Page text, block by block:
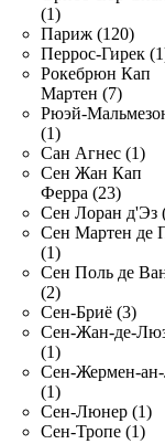
(1)
Париж (120)
Перрос-Гирек
Рокебрюн Кап
Мартен (7)
Рюэй-
(1)
Сан Агнес (1)
Сен Жан Кап
Ферра (23)
Сен Лоран д'Эз
Сен Мартен де
(1)
Сен Поль де
(2)
Сен-Бриё (3)
Сен-Жан-де-
(1)
Сен-Жермен-
(1)
Сен-Люнер (1)
Сен-Тропе (1)